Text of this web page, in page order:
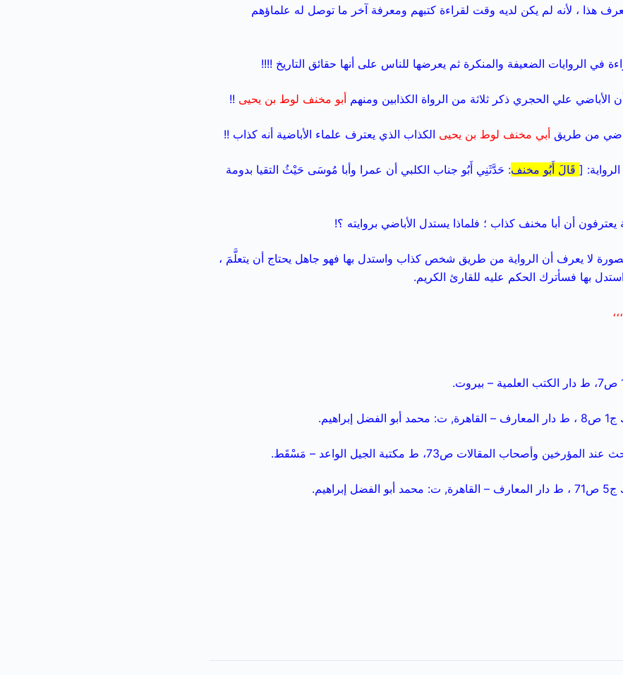
هذا ، لأنه لم يكن لديه وقت لقراءة كتبهم ومعرفة آخر ما توصل له علماؤهم
في الروايات الضعيفة والمنكرة ثم يعرضها للناس على أنها حقائق التاريخ !!!!
الأباضي علي الحجري ذكر ثلاثة من الرواة الكذابين ومنهم أبو مخنف لوط بن يحيى !!
من طريق أبي مخنف لوط بن يحيى الكذاب الذي يعترف علماء الأباضية أنه كذاب !!
[ قَالَ أَبُو مخنف: حَدَّثَنِي أَبُو جناب الكلبي أن عمرا وأبا مُوسَى حَيْثُ التقيا بدومة
يعترفون أن أبا مخنف كذاب ؛ فلماذا يستدل الأباضي بروايته ؟!
لا يعرف أن الرواية من طريق شخص كذاب واستدل بها فهو جاهل يحتاج أن يتعلَّمَ ،
بها فسأترك الحكم عليه للقارئ الكريم.
وأصحاب المقالات ص73، ط مكتبة الجيل الواعد – مَسْقَط.